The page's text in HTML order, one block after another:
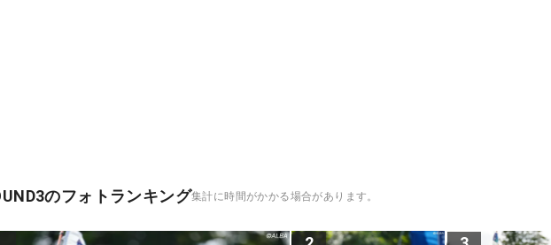
のフォトランキング集計に時間がかかる場合があります。